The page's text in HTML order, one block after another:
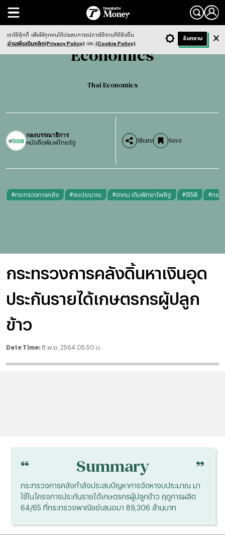
Search
Economics Thai Economics
Economics
Thai Economics
กองบรรณาธิการ
หนังสือพิมพ์ไทยรัฐ Share Save
#กระทรวงการคลัง #งบประมาณ #อาคม เติมพิทยาไพสิฐ #จีดีพี #กระ
กระทรวงการคลังดิ้นหาเงินอุด
ประกันรายได้เกษตรกรผู้ปลูก
ข้าว
Date Time: 8 พ.ย. 2564 05:50 น.
- ก + ก Dark ฟังข่าว
“ Summary “
กระทรวงการคลังกำลังประสบปัญหาการจัดหางบประมาณ มา
ใช้ในโครงการประกันรายได้เกษตรกรผู้ปลูกข้าว ฤดูการผลิต
64/65 ที่กระทรวงพาณิชย์เสนอมา 89,306 ล้านบาท
เราใช้คุ้กกี้ เพื่อให้ทุกคนได้ประสบการณ์การใช้งานที่ดียิ่งขึ้น
อ่านเพิ่มเติมคลิก(Privacy Policy) และ (Cookie Policy)
รับทราบ